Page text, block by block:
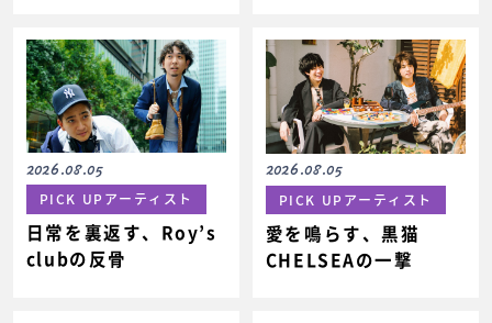
2026.08.05
PICK UPアーティスト
日常を裏返す、Roy’s
clubの反骨
2026.08.05
PICK UPアーティスト
愛を鳴らす、黒猫
CHELSEAの一撃